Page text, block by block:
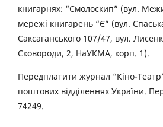
книгарнях: “Смолоскип” (вул.
мережі книгарень “Є” (вул.
Саксаганського 107/47, вул.
Сковороди, 2, НаУКМА, корп. 1).
Передплатити журнал “Кіно-
поштових відділеннях України.
74249.